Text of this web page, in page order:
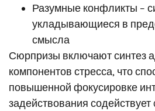
Разумные конфликты –
укладывающиеся в
смысла
Сюрпризы включают синтез
компонентов стресса, что
повышенной фокусировке
задействования